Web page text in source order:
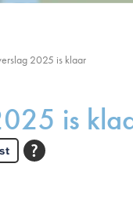
2025 is klaar
is